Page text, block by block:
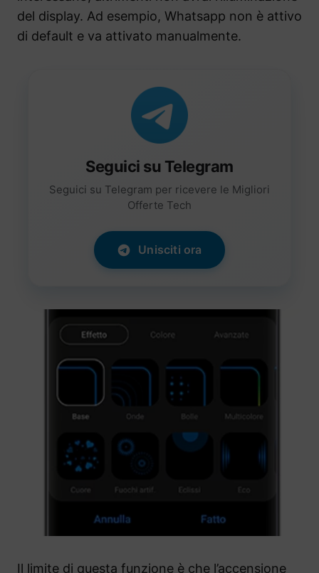
del display. Ad esempio, Whatsapp non è attivo
di default e va attivato manualmente.
Seguici su Telegram
Seguici su Telegram per ricevere le Migliori
Offerte Tech
Unisciti ora
Il limite di questa funzione è che l’accensione